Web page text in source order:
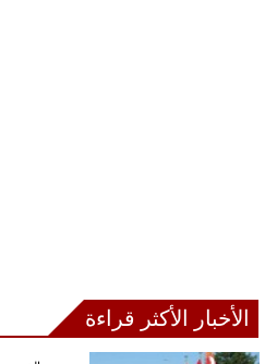
الأخبار الأكثر قراءة